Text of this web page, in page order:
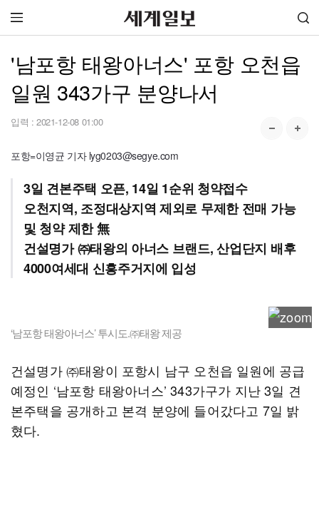
'남포항 태왕아너스' 포항 오천읍
일원 343가구 분양나서
입력 : 2021-12-08 01:00
포항=이영균 기자 lyg0203@segye.com
3일 견본주택 오픈, 14일 1순위 청약접수
오천지역, 조정대상지역 제외로 무제한 전매 가능
및 청약 제한 無
건설명가 ㈜태왕의 아너스 브랜드, 산업단지 배후
4000여세대 신흥주거지에 입성
‘남포항 태왕아너스’ 투시도.㈜태왕 제공
건설명가 ㈜태왕이 포항시 남구 오천읍 일원에 공급
예정인 ‘남포항 태왕아너스’ 343가구가 지난 3일 견
본주택을 공개하고 본격 분양에 들어갔다고 7일 밝
혔다.